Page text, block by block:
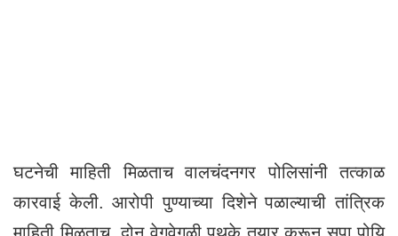
घटनेची माहिती मिळताच वालचंदनगर पोलिसांनी तत्काळ
कारवाई केली. आरोपी पुण्याच्या दिशेने पळाल्याची तांत्रिक